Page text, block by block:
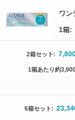
ワン
1箱:
2箱セット :
1箱あたり約
6箱セット :